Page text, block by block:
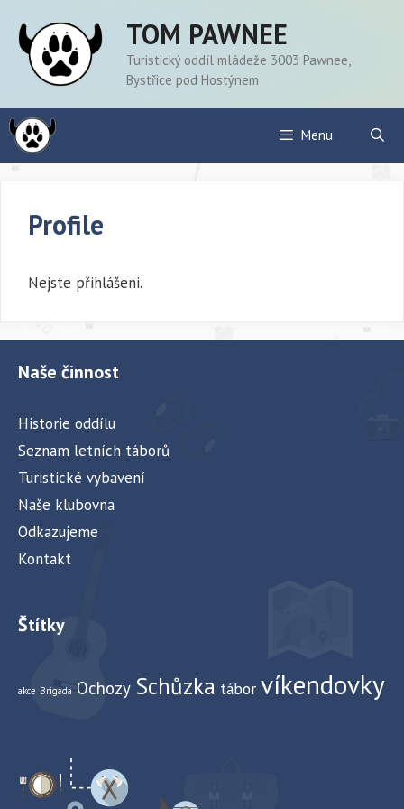
obsah
TOM PAWNEE
Turistický oddíl mládeže 3003 Pawnee,
Bystřice pod Hostýnem
Menu
Profile
Nejste přihlášeni.
Naše činnost
Historie oddílu
Seznam letních táborů
Turistické vybavení
Naše klubovna
Odkazujeme
Kontakt
Štítky
akce Brigáda Ochozy Schůzka tábor víkendovky